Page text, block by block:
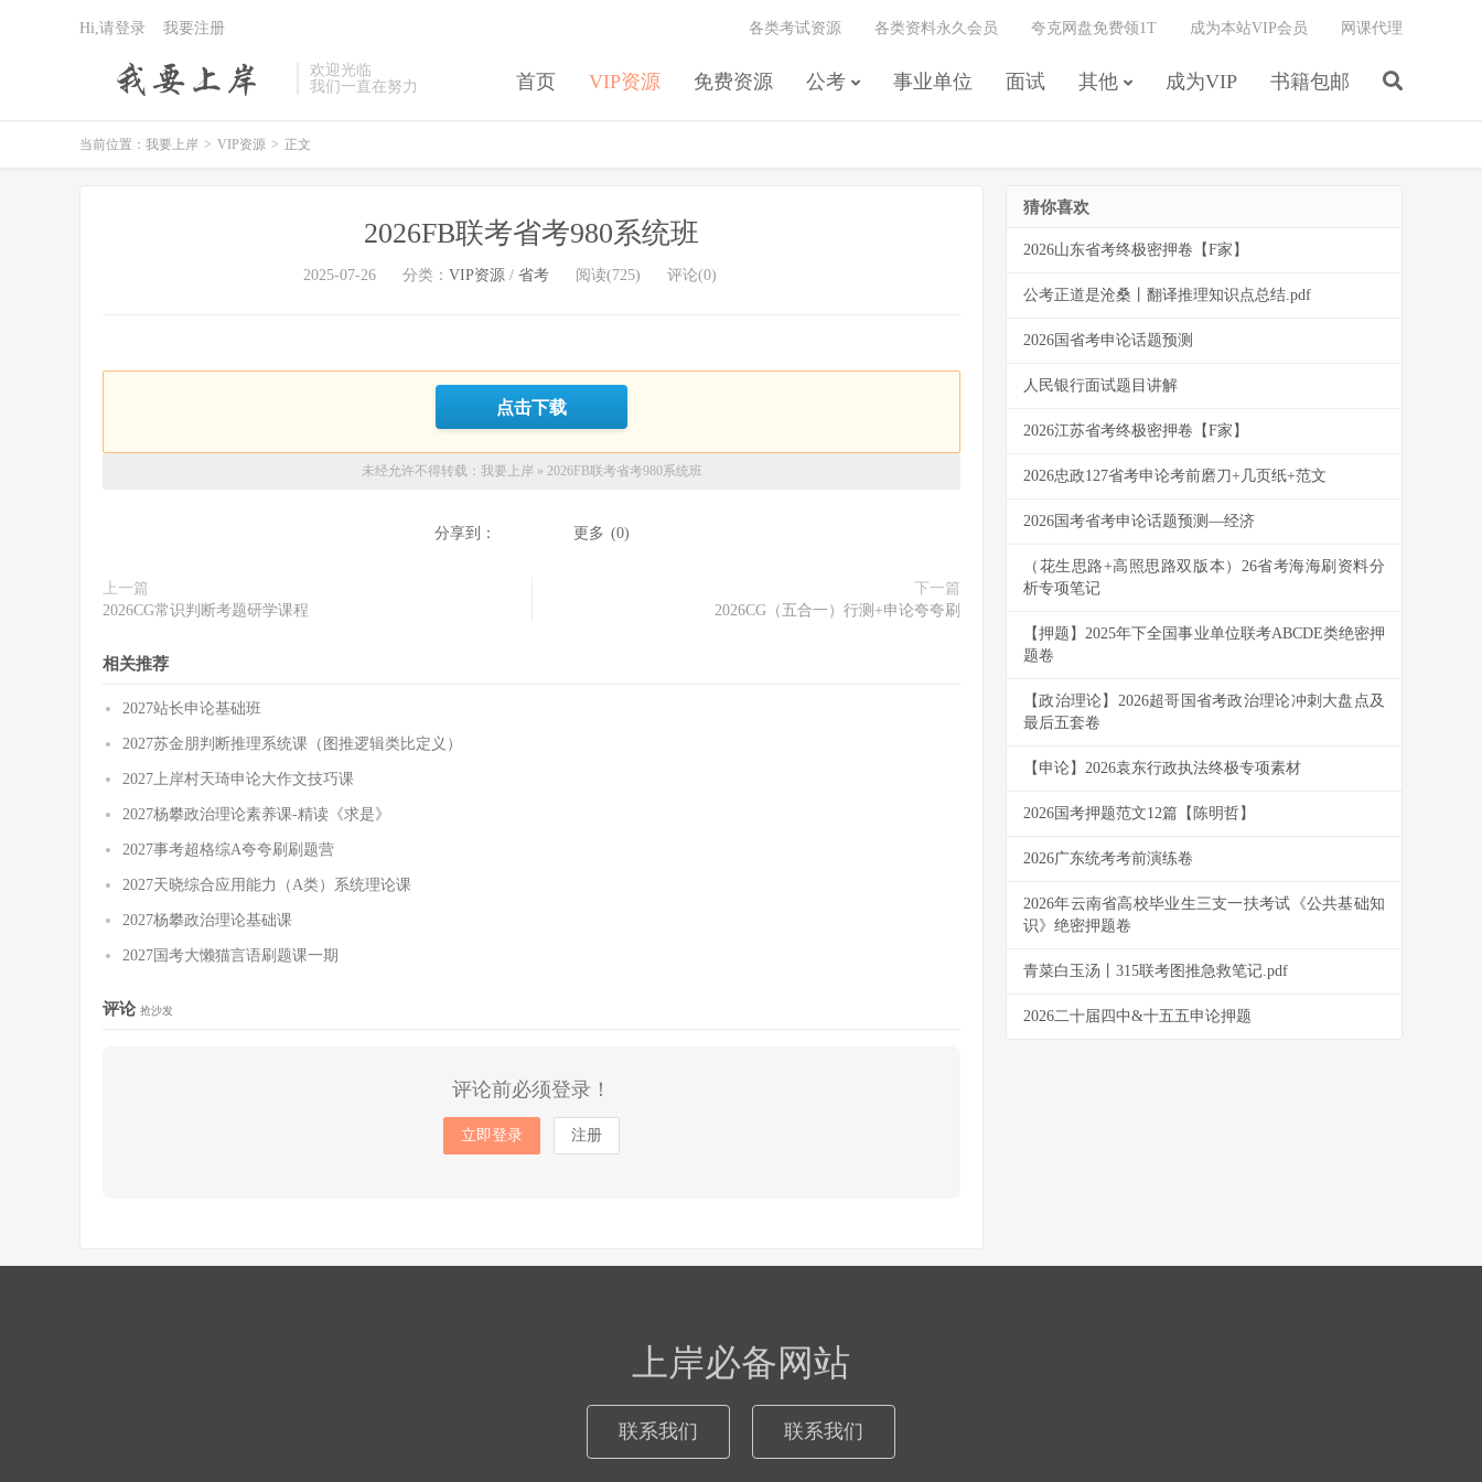
欢迎光临
我们一直在努力
首页 VIP资源 免费资源 公考 事业单位 面试 其他 成为VIP 书籍包邮
各类考试资源 各类资料永久会员 夸克网盘免费领1T 成为本站VIP会员 网课代理
Hi,请登录 我要注册
当前位置： 我要上岸 > VIP资源 > 正文
2026FB联考省考980系统班
2025-07-26 分类： VIP资源/ 省考 阅读(725) 评论(0)
点击下载
未经允许不得转载： 我要上岸 » 2026FB联考省考980系统班
分享到： 更多 (0)
上一篇
2026CG常识判断考题研学课程
下一篇
2026CG（五合一）行测+申论夸夸刷
相关推荐
2027站长申论基础班
2027苏金朋判断推理系统课（图推逻辑类比定义）
2027上岸村天琦申论大作文技巧课
2027杨攀政治理论素养课-精读《求是》
2027事考超格综A夸夸刷刷题营
2027天晓综合应用能力（A类）系统理论课
2027杨攀政治理论基础课
2027国考大懒猫言语刷题课一期
评论 抢沙发
评论前必须登录！
立即登录 注册
猜你喜欢
2026山东省考终极密押卷【F家】
公考正道是沧桑丨翻译推理知识点总结.pdf
2026国省考申论话题预测
人民银行面试题目讲解
2026江苏省考终极密押卷【F家】
2026忠政127省考申论考前磨刀+几页纸+范文
2026国考省考申论话题预测—经济
（花生思路+高照思路双版本）26省考海海刷资料分
析专项笔记
【押题】2025年下全国事业单位联考ABCDE类绝密押
题卷
【政治理论】2026超哥国省考政治理论冲刺大盘点及
最后五套卷
【申论】2026袁东行政执法终极专项素材
2026国考押题范文12篇【陈明哲】
2026广东统考考前演练卷
2026年云南省高校毕业生三支一扶考试《公共基础知
识》绝密押题卷
青菜白玉汤丨315联考图推急救笔记.pdf
2026二十届四中&十五五申论押题
上岸必备网站
联系我们 联系我们